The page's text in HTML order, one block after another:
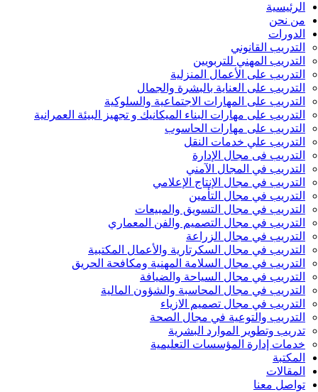
الرئيسية
من نحن
الدورات
التدريب القانوني
التدريب المهني للتربويين
التدريب على الأعمال المنزلية
التدريب على العناية بالبشرة والجمال
التدريب على المهارات الاجتماعية والسلوكية
التدريب على مهارات البناء الميكانيك و تجهيز البيئة العمرانية
التدريب على مهارات الحاسوب
التدريب علي خدمات النقل
التدريب فى مجال الإدارة
التدريب في المجال الآمني
التدريب في مجال الإنتاج الإعلامي
التدريب في مجال التأمين
التدريب في مجال التسويق والمبيعات
التدريب في مجال التصميم والفن المعماري
التدريب في مجال الزراعة
التدريب في مجال السكرتارية والأعمال المكتبية
التدريب في مجال السلامة المهنية ومكافحة الحريق
التدريب في مجال السياحة والضيافة
التدريب في مجال المحاسبة والشؤون المالية
التدريب في مجال تصميم الازياء
التدريب والتوعية في مجال الصحة
تدريب وتطوير الموارد البشرية
خدمات إدارة المؤسسات التعليمية
المكتبة
المقالات
تواصل معنا